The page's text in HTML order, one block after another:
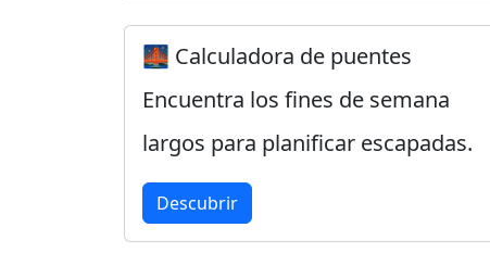
🌉 Calculadora de puentes
Encuentra los fines de semana
largos para planificar escapadas.
Descubrir